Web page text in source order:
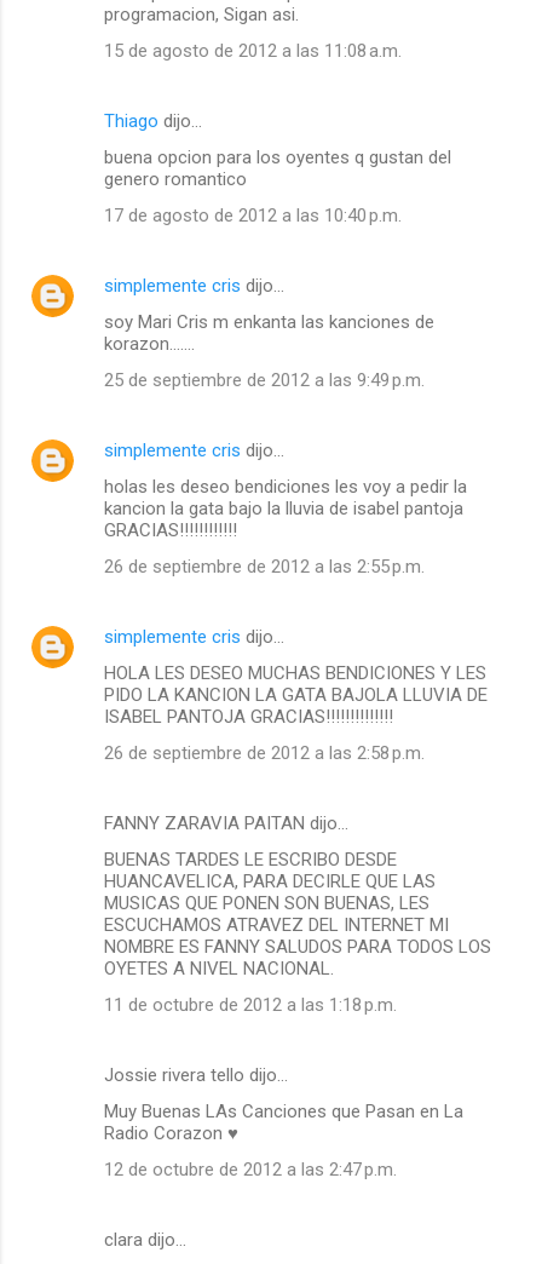
programacion, Sigan asi.
15 de agosto de 2012 a las 11:08 a.m.
Thiago dijo…
buena opcion para los oyentes q gustan del
genero romantico
17 de agosto de 2012 a las 10:40 p.m.
simplemente cris dijo…
soy Mari Cris m enkanta las kanciones de
korazon.......
25 de septiembre de 2012 a las 9:49 p.m.
simplemente cris dijo…
holas les deseo bendiciones les voy a pedir la
kancion la gata bajo la lluvia de isabel pantoja
GRACIAS!!!!!!!!!!!!
26 de septiembre de 2012 a las 2:55 p.m.
simplemente cris dijo…
HOLA LES DESEO MUCHAS BENDICIONES Y LES
PIDO LA KANCION LA GATA BAJOLA LLUVIA DE
ISABEL PANTOJA GRACIAS!!!!!!!!!!!!!!
26 de septiembre de 2012 a las 2:58 p.m.
FANNY ZARAVIA PAITAN dijo…
BUENAS TARDES LE ESCRIBO DESDE
HUANCAVELICA, PARA DECIRLE QUE LAS
MUSICAS QUE PONEN SON BUENAS, LES
ESCUCHAMOS ATRAVEZ DEL INTERNET MI
NOMBRE ES FANNY SALUDOS PARA TODOS LOS
OYETES A NIVEL NACIONAL.
11 de octubre de 2012 a las 1:18 p.m.
Jossie rivera tello dijo…
Muy Buenas LAs Canciones que Pasan en La
Radio Corazon ♥
12 de octubre de 2012 a las 2:47 p.m.
clara dijo…